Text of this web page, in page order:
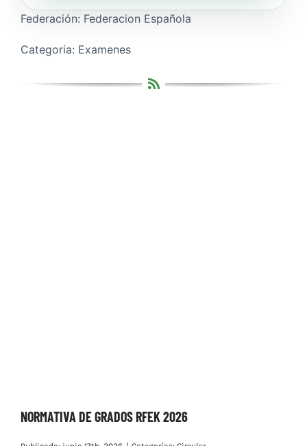
Federación: Federacion Española
Categoria: Examenes
NORMATIVA DE GRADOS RFEK 2026